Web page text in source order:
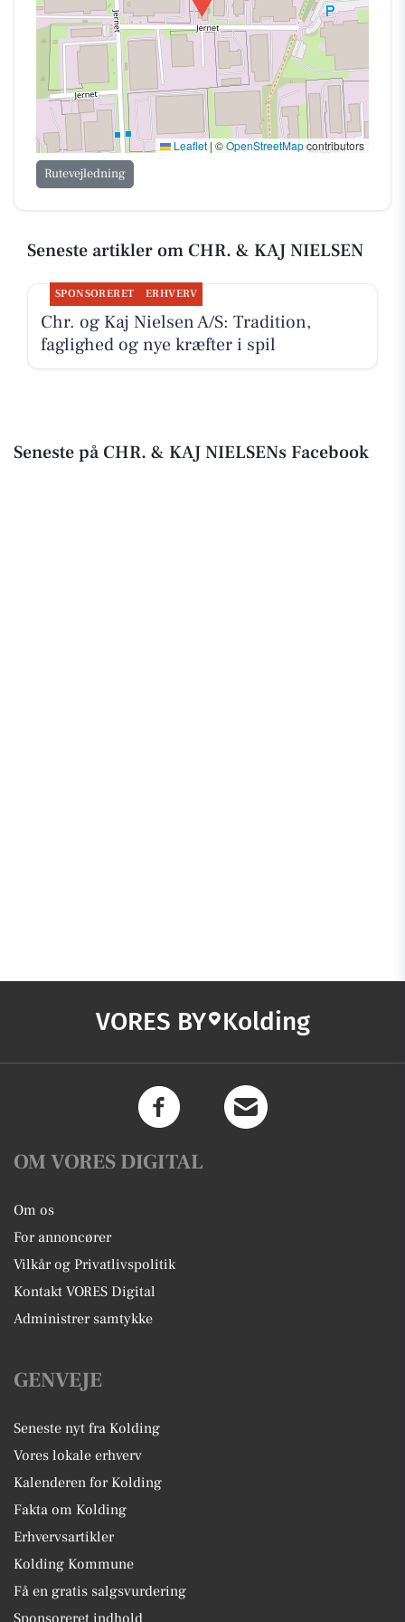
Leaflet | ©OpenStreetMapcontributors
Rutevejledning
Seneste artikler om CHR. & KAJ NIELSEN
SPONSORERET ERHVERV
Chr. og Kaj Nielsen A/S: Tradition,
faglighed og nye kræfter i spil
Seneste på CHR. & KAJ NIELSENs Facebook
VORES BY Kolding
OM VORES DIGITAL
Om os
For annoncører
Vilkår og Privatlivspolitik
Kontakt VORES Digital
Administrer samtykke
GENVEJE
Seneste nyt fra Kolding
Vores lokale erhverv
Kalenderen for Kolding
Fakta om Kolding
Erhvervsartikler
Kolding Kommune
Få en gratis salgsvurdering